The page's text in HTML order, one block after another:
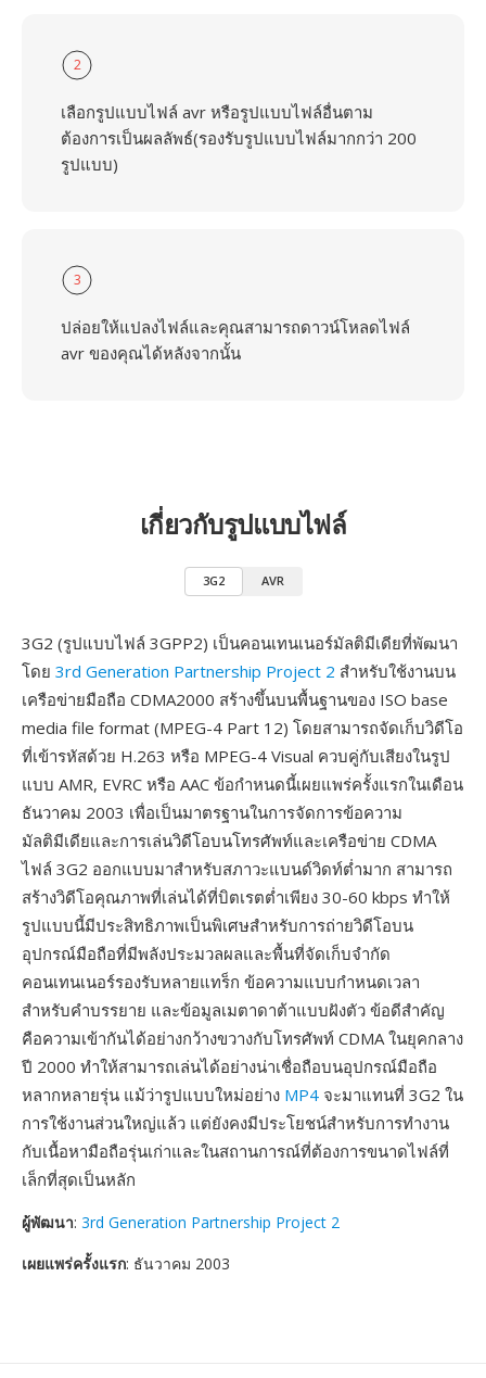
2
เลือกรูปแบบไฟล์ avr หรือรูปแบบไฟล์อื่นตาม
ต้องการเป็นผลลัพธ์(รองรับรูปแบบไฟล์มากกว่า 200
รูปแบบ)
3
ปล่อยให้แปลงไฟล์และคุณสามารถดาวน์โหลดไฟล์
avr ของคุณได้หลังจากนั้น
เกี่ยวกับรูปแบบไฟล์
3G2 AVR
3G2 (รูปแบบไฟล์ 3GPP2) เป็นคอนเทนเนอร์มัลติมีเดียที่พัฒนา
โดย 3rd Generation Partnership Project 2 สำหรับใช้งานบน
เครือข่ายมือถือ CDMA2000 สร้างขึ้นบนพื้นฐานของ ISO base
media file format (MPEG-4 Part 12) โดยสามารถจัดเก็บวิดีโอ
ที่เข้ารหัสด้วย H.263 หรือ MPEG-4 Visual ควบคู่กับเสียงในรูป
แบบ AMR, EVRC หรือ AAC ข้อกำหนดนี้เผยแพร่ครั้งแรกในเดือน
ธันวาคม 2003 เพื่อเป็นมาตรฐานในการจัดการข้อความ
มัลติมีเดียและการเล่นวิดีโอบนโทรศัพท์และเครือข่าย CDMA
ไฟล์ 3G2 ออกแบบมาสำหรับสภาวะแบนด์วิดท์ต่ำมาก สามารถ
สร้างวิดีโอคุณภาพที่เล่นได้ที่บิตเรตต่ำเพียง 30-60 kbps ทำให้
รูปแบบนี้มีประสิทธิภาพเป็นพิเศษสำหรับการถ่ายวิดีโอบน
อุปกรณ์มือถือที่มีพลังประมวลผลและพื้นที่จัดเก็บจำกัด
คอนเทนเนอร์รองรับหลายแทร็ก ข้อความแบบกำหนดเวลา
สำหรับคำบรรยาย และข้อมูลเมตาดาต้าแบบฝังตัว ข้อดีสำคัญ
คือความเข้ากันได้อย่างกว้างขวางกับโทรศัพท์ CDMA ในยุคกลาง
ปี 2000 ทำให้สามารถเล่นได้อย่างน่าเชื่อถือบนอุปกรณ์มือถือ
หลากหลายรุ่น แม้ว่ารูปแบบใหม่อย่าง MP4 จะมาแทนที่ 3G2 ใน
การใช้งานส่วนใหญ่แล้ว แต่ยังคงมีประโยชน์สำหรับการทำงาน
กับเนื้อหามือถือรุ่นเก่าและในสถานการณ์ที่ต้องการขนาดไฟล์ที่
เล็กที่สุดเป็นหลัก
ผู้พัฒนา: 3rd Generation Partnership Project 2
เผยแพร่ครั้งแรก: ธันวาคม 2003